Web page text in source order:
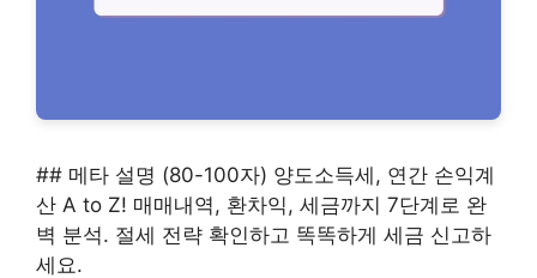
## 메타 설명 (80-100자) 양도소득세, 연간 손익계
산 A to Z! 매매내역, 환차익, 세금까지 7단계로 완
벽 분석. 절세 전략 확인하고 똑똑하게 세금 신고하
세요.